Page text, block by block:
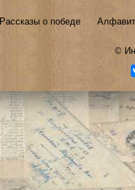
Рассказы о победе
©